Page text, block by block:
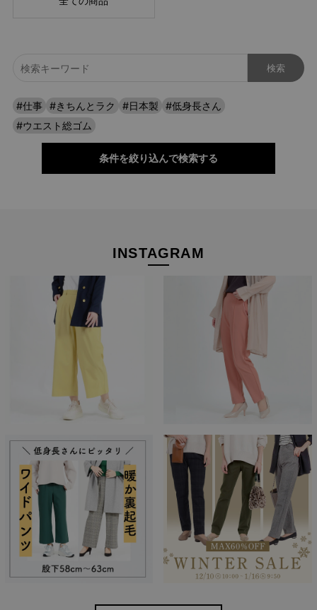
しい毎日をおくる全ての女性にもっと軽やかに、もっと自分
美しく、はきやすく、長く使える
お届けしたいのは、人の手から生まれる本物の良さと安心
感。 ベーシックなデザインだからこそ「はきやすい」「長
く使える」という基本を忠実に守り、独自デザインのパンツ
を作り続けてきました。
ストレッチパンツへのこだわり
#仕事 #きちんとラク #日本製
#低身長さん
#ウエスト総ゴム
条件を絞り込んで検索する
INSTAGRAM